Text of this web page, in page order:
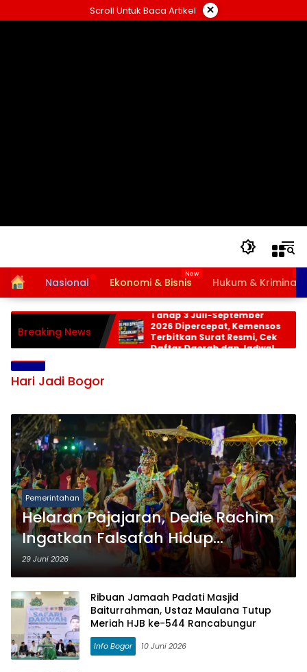
ke
Scroll Untuk Baca Artikel ×
HomeNasional Ekonomi & Bisnis Hukum & Kriminal
Breaking News
Bansos PKH dan BPNT
Tahap 3 Juli-September
2026 Dipercepat, Kemensos
Terbitkan Surat Resmi, Cek
Daftar Daerah dan Jadwal
Hari Jadi Bogor
Pemerintahan
Helaran Pajajaran, Dedie Rachim
Ingatkan Falsafah Hidup
Masyarakat Sunda
29 Juni 2026
Ribuan Jamaah Padati Masjid
Baiturrahman, Ustaz Maulana Tutup
Meriah HJB ke-544 Rancabungur
Info Bogor 10 Juni 2026